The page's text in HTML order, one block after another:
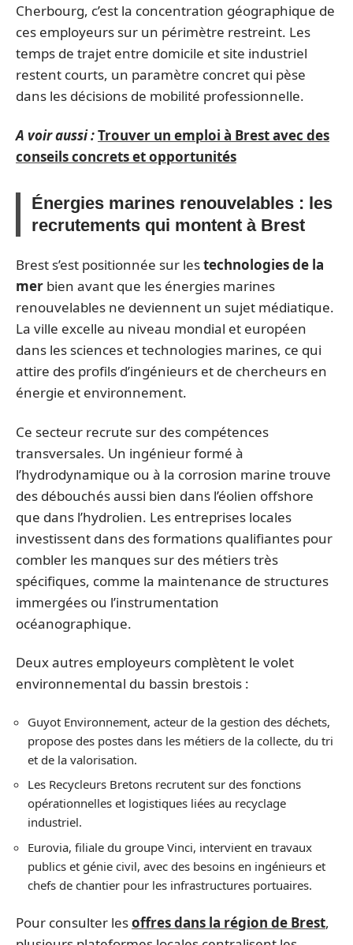
Cherbourg, c’est la concentration géographique de
ces employeurs sur un périmètre restreint. Les
temps de trajet entre domicile et site industriel
restent courts, un paramètre concret qui pèse
dans les décisions de mobilité professionnelle.
A voir aussi :Trouver un emploi à Brest avec des
conseils concrets et opportunités
Énergies marines renouvelables : les
recrutements qui montent à Brest
Brest s’est positionnée sur lestechnologies de la
mer bien avant que les énergies marines
renouvelables ne deviennent un sujet médiatique.
La ville excelle au niveau mondial et européen
dans les sciences et technologies marines, ce qui
attire des profils d’ingénieurs et de chercheurs en
énergie et environnement.
Ce secteur recrute sur des compétences
transversales. Un ingénieur formé à
l’hydrodynamique ou à la corrosion marine trouve
des débouchés aussi bien dans l’éolien offshore
que dans l’hydrolien. Les entreprises locales
investissent dans des formations qualifiantes pour
combler les manques sur des métiers très
spécifiques, comme la maintenance de structures
immergées ou l’instrumentation
océanographique.
Deux autres employeurs complètent le volet
environnemental du bassin brestois :
Guyot Environnement, acteur de la gestion des déchets,
propose des postes dans les métiers de la collecte, du tri
et de la valorisation.
Les Recycleurs Bretons recrutent sur des fonctions
opérationnelles et logistiques liées au recyclage
industriel.
Eurovia, filiale du groupe Vinci, intervient en travaux
publics et génie civil, avec des besoins en ingénieurs et
chefs de chantier pour les infrastructures portuaires.
Pour consulter lesoffres dans la région de Brest,